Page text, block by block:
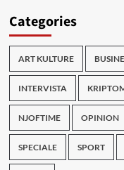
Categories
ART KULTURE
INTERVISTA
NJOFTIME OPINION
SPECIALE SPORT